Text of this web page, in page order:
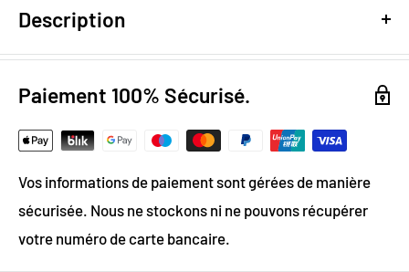
Description
Design digital: colorimétrie optimale / effet trompe
l’oeil
Grammage :
Vinyle & Canvas anti-allergène
Matière ignifugée, anti-statique et anti-moisissure
Paiement 100% Sécurisé.
Vos informations de paiement sont gérées de manière
sécurisée. Nous ne stockons ni ne pouvons récupérer
votre numéro de carte bancaire.